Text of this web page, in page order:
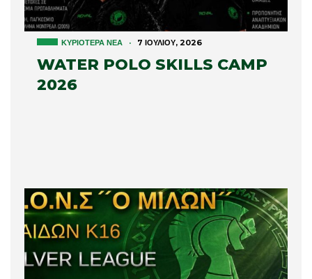
ΚΥΡΙΌΤΕΡΑ ΝΈΑ · 7 ΙΟΥΛΊΟΥ, 2026
WATER POLO SKILLS CAMP
2026